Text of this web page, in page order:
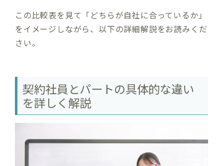
この比較表を見て「どちらが自社に合っているか」
をイメージしながら、以下の詳細解説をお読みくだ
さい。
契約社員とパートの具体的な違い
を詳しく解説